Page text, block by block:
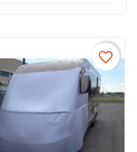
favorite_border